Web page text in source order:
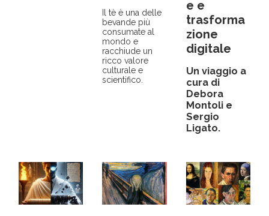
Il tè è una delle
bevande più
consumate al
mondo e
racchiude un
ricco valore
culturale e
scientifico.
e e
trasforma
zione
digitale
Un viaggio a
cura di
Debora
Montoli e
Sergio
Ligato.